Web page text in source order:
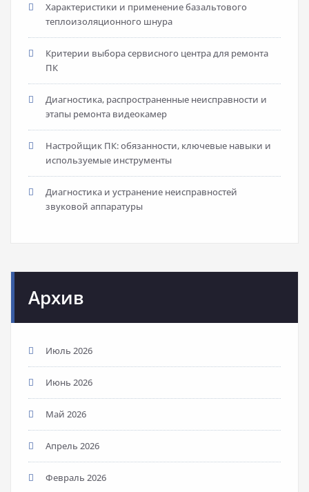
Характеристики и применение базальтового
теплоизоляционного шнура
Критерии выбора сервисного центра для ремонта
ПК
Диагностика, распространенные неисправности и
этапы ремонта видеокамер
Настройщик ПК: обязанности, ключевые навыки и
используемые инструменты
Диагностика и устранение неисправностей
звуковой аппаратуры
Архив
Июль 2026
Июнь 2026
Май 2026
Апрель 2026
Февраль 2026